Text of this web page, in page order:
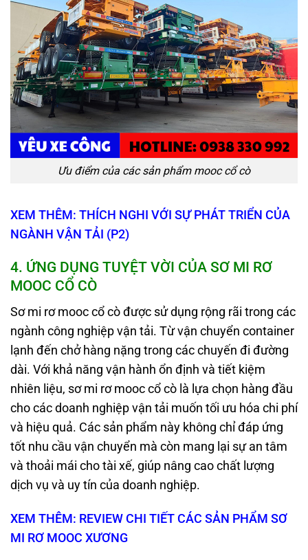
Ưu điểm của các sản phẩm mooc cổ cò
XEM THÊM: THÍCH NGHI VỚI SỰ PHÁT TRIỂN CỦA
NGÀNH VẬN TẢI (P2)
4. ỨNG DỤNG TUYỆT VỜI CỦA SƠ MI RƠ
MOOC CỔ CÒ
Sơ mi rơ mooc cổ cò được sử dụng rộng rãi trong các
ngành công nghiệp vận tải. Từ vận chuyển container
lạnh đến chở hàng nặng trong các chuyến đi đường
dài. Với khả năng vận hành ổn định và tiết kiệm
nhiên liệu, sơ mi rơ mooc cổ cò là lựa chọn hàng đầu
cho các doanh nghiệp vận tải muốn tối ưu hóa chi phí
và hiệu quả. Các sản phẩm này không chỉ đáp ứng
tốt nhu cầu vận chuyển mà còn mang lại sự an tâm
và thoải mái cho tài xế, giúp nâng cao chất lượng
dịch vụ và uy tín của doanh nghiệp.
XEM THÊM: REVIEW CHI TIẾT CÁC SẢN PHẨM SƠ
MI RƠ MOOC XƯƠNG